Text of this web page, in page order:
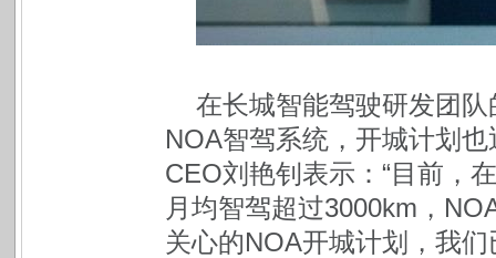
在长城智能驾驶研发团
NOA智驾系统，开城计划
CEO刘艳钊表示：“目前，
月均智驾超过3000km，
关心的NOA开城计划，我